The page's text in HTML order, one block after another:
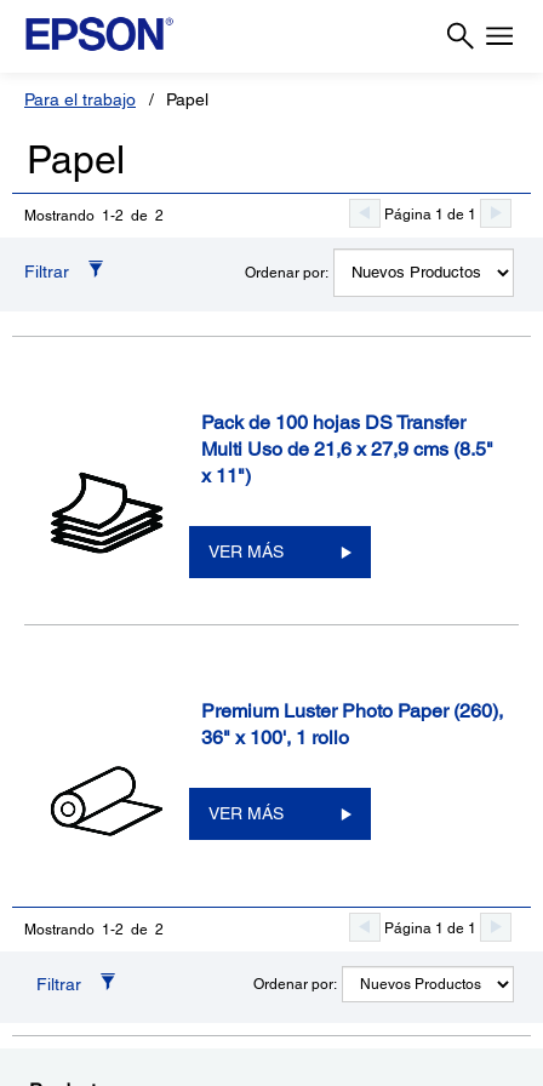
Para el trabajo Papel
Papel
Mostrando 1-2 de 2 Página 1 de 1
Filtrar Ordenar por:
Pack de 100 hojas DS Transfer
Multi Uso de 21,6 x 27,9 cms (8.5"
x 11")
VER MÁS
Premium Luster Photo Paper (260),
36" x 100', 1 rollo
VER MÁS
Mostrando 1-2 de 2 Página 1 de 1
Filtrar Ordenar por: